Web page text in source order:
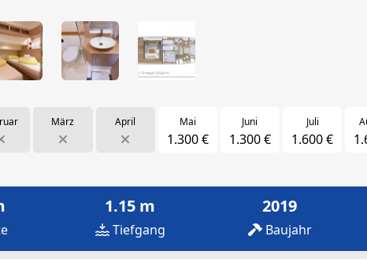
März April Mai
1.300 €
Juni
1.300 €
Juli
1.600 €
1.15 m
Tiefgang
2019
Baujahr